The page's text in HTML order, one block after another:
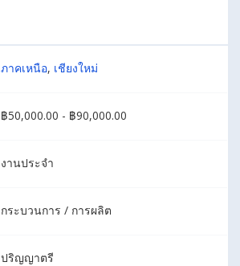
ภาคเหนือ, เชียงใหม่
฿50,000.00 - ฿90,000.00
งานประจำ
กระบวนการ / การผลิต
ปริญญาตรี